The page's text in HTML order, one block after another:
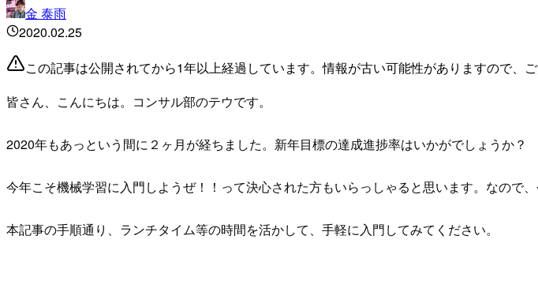
金 泰雨
2020.02.25
この記事は公開されてから1年以上経過しています。情報が古い可能性がありますので、ご
皆さん、こんにちは。コンサル部のテウです。
2020年もあっという間に２ヶ月が経ちました。新年目標の達成進捗率はいかがでしょうか？
今年こそ機械学習に入門しようぜ！！って決心された方もいらっしゃると思います。なので
本記事の手順通り、ランチタイム等の時間を活かして、手軽に入門してみてください。